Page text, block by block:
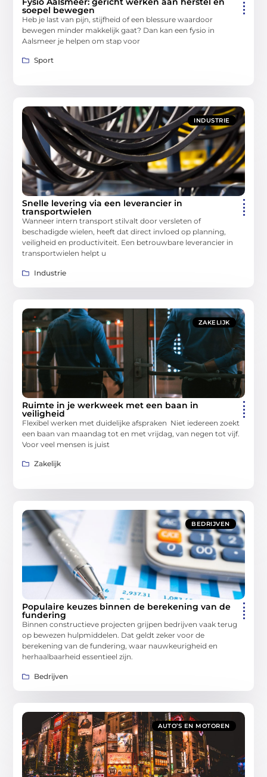
soepel bewegen
Heb je last van pijn, stijfheid of een blessure waardoor
bewegen minder makkelijk gaat? Dan kan een fysio in
Aalsmeer je helpen om stap voor
Sport
INDUSTRIE
Snelle levering via een leverancier in
transportwielen
Wanneer intern transport stilvalt door versleten of
beschadigde wielen, heeft dat direct invloed op planning,
veiligheid en productiviteit. Een betrouwbare leverancier in
transportwielen helpt u
Industrie
ZAKELIJK
Ruimte in je werkweek met een baan in
veiligheid
Flexibel werken met duidelijke afspraken Niet iedereen zoekt
een baan van maandag tot en met vrijdag, van negen tot vijf.
Voor veel mensen is juist
Zakelijk
BEDRIJVEN
Populaire keuzes binnen de berekening van de
fundering
Binnen constructieve projecten grijpen bedrijven vaak terug
op bewezen hulpmiddelen. Dat geldt zeker voor de
berekening van de fundering, waar nauwkeurigheid en
herhaalbaarheid essentieel zijn.
Bedrijven
AUTO’S EN MOTOREN